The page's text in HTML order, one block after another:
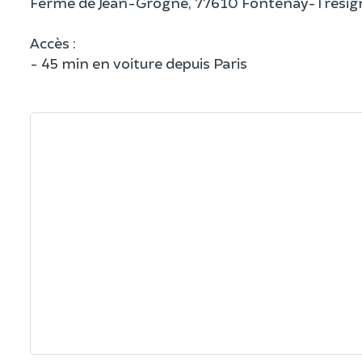
Accès :
- 45 min en voiture depuis Paris